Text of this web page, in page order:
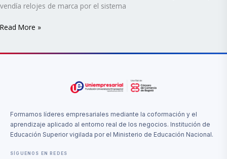
vendía relojes de marca por el sistema
Read More »
Formamos líderes empresariales mediante la coformación y el
aprendizaje aplicado al entorno real de los negocios. Institución de
Educación Superior vigilada por el Ministerio de Educación Nacional.
SÍGUENOS EN REDES